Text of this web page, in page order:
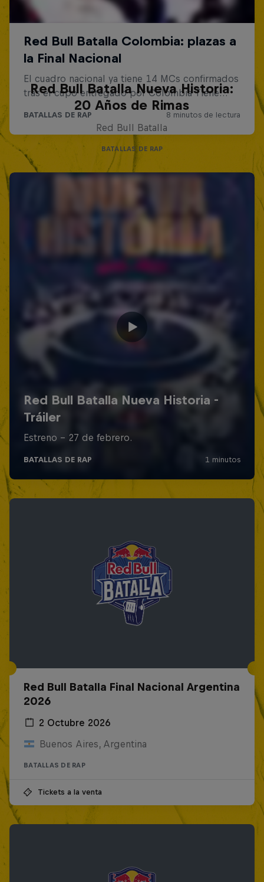
Red Bull Batalla Nueva Historia:
20 Años de Rimas
Red Bull Batalla
BATALLAS DE RAP
Red Bull Batalla Final Nacional Argentina
2026
2 Octubre 2026
Buenos Aires, Argentina
BATALLAS DE RAP
Tickets a la venta